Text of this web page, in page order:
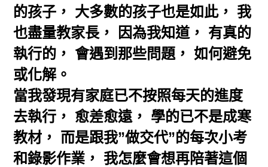
的孩子， 大多數的孩子也是如此， 我
也盡量教家長， 因為我知道， 有真的
執行的， 會遇到那些問題， 如何避免
或化解。
當我發現有家庭已不按照每天的進度
去執行， 愈差愈遠， 學的已不是成寒
教材， 而是跟我”做交代”的每次小考
和錄影作業， 我怎麼會想再陪著這個